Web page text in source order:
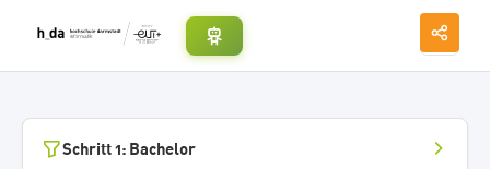
Schritt 1: Bachelor